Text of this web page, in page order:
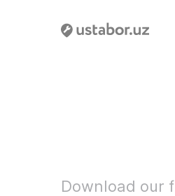
Download our